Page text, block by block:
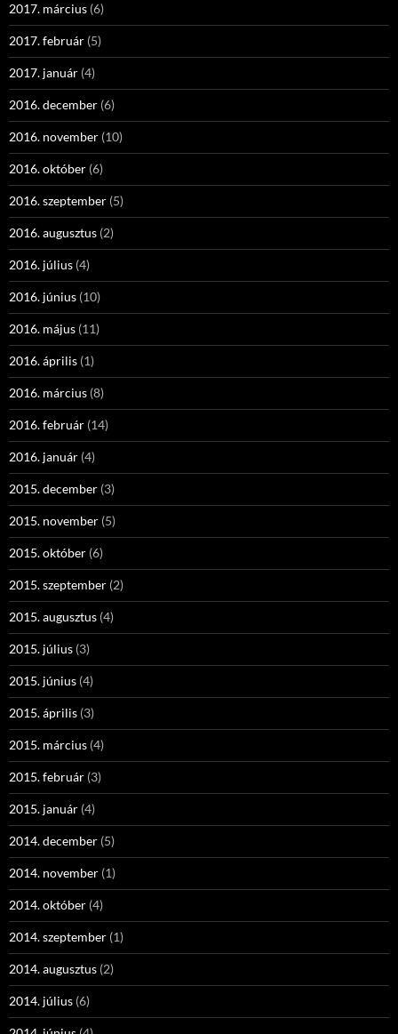
2017. március (6)
2017. február (5)
2017. január (4)
2016. december (6)
2016. november (10)
2016. október (6)
2016. szeptember (5)
2016. augusztus (2)
2016. július (4)
2016. június (10)
2016. május (11)
2016. április (1)
2016. március (8)
2016. február (14)
2016. január (4)
2015. december (3)
2015. november (5)
2015. október (6)
2015. szeptember (2)
2015. augusztus (4)
2015. július (3)
2015. június (4)
2015. április (3)
2015. március (4)
2015. február (3)
2015. január (4)
2014. december (5)
2014. november (1)
2014. október (4)
2014. szeptember (1)
2014. augusztus (2)
2014. július (6)